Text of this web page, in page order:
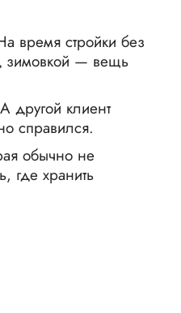
время стройки без
зимовкой — вещь
другой клиент
справился.
обычно не
где хранить